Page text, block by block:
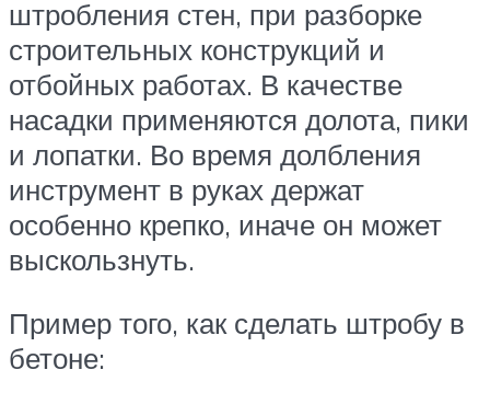
штробления стен, при разборке
строительных конструкций и
отбойных работах. В качестве
насадки применяются долота, пики
и лопатки. Во время долбления
инструмент в руках держат
особенно крепко, иначе он может
выскользнуть.
Пример того, как сделать штробу в
бетоне: